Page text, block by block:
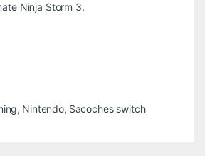
Ninja Storm 3.
, Nintendo, Sacoches switch